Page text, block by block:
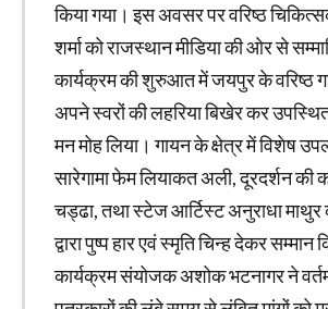
किया गया। इस अवसर पर वरिष्ठ
शर्मा को राजस्थान मीडिया की ओर से
कार्यक्रम की शुरुआत में जयपुर के वरिष्ठ
अपने स्वरों की लहरिया बिखेर कर
मन मोह लिया। गायन के क्षेत्र में विशेष
सारेगामा फेम लियाकत अली, दूरदर्शन की
चड्ढा, तथा स्टेज आर्टिस्ट अनुराधा माथुर
द्वारा पुष्प हार एवं स्मृति चिन्ह देकर सम्मान
कार्यक्रम संयोजक अशोक भटनागर ने